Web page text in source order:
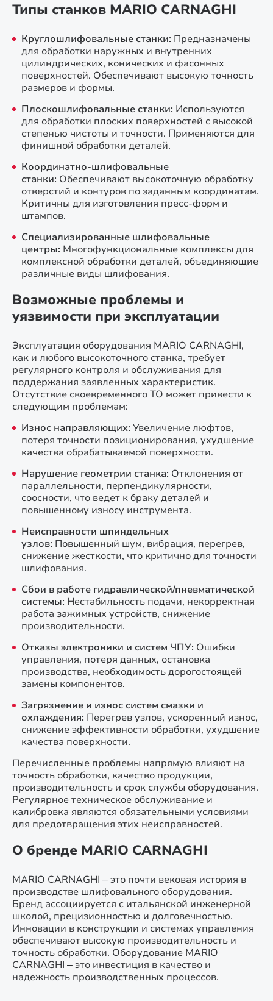
Типы станков MARIO CARNAGHI
Круглошлифовальные станки: Предназначены
для обработки наружных и внутренних
цилиндрических, конических и фасонных
поверхностей. Обеспечивают высокую точность
размеров и формы.
Плоскошлифовальные станки: Используются
для обработки плоских поверхностей с высокой
степенью чистоты и точности. Применяются для
финишной обработки деталей.
Координатно-шлифовальные
станки: Обеспечивают высокоточную обработку
отверстий и контуров по заданным координатам.
Критичны для изготовления пресс-форм и
штампов.
Специализированные шлифовальные
центры: Многофункциональные комплексы для
комплексной обработки деталей, объединяющие
различные виды шлифования.
Возможные проблемы и
уязвимости при эксплуатации
Эксплуатация оборудования MARIO CARNAGHI,
как и любого высокоточного станка, требует
регулярного контроля и обслуживания для
поддержания заявленных характеристик.
Отсутствие своевременного ТО может привести к
следующим проблемам:
Износ направляющих: Увеличение люфтов,
потеря точности позиционирования, ухудшение
качества обрабатываемой поверхности.
Нарушение геометрии станка: Отклонения от
параллельности, перпендикулярности,
соосности, что ведет к браку деталей и
повышенному износу инструмента.
Неисправности шпиндельных
узлов: Повышенный шум, вибрация, перегрев,
снижение жесткости, что критично для точности
шлифования.
Сбои в работе гидравлической/пневматической
системы: Нестабильность подачи, некорректная
работа зажимных устройств, снижение
производительности.
Отказы электроники и систем ЧПУ: Ошибки
управления, потеря данных, остановка
производства, необходимость дорогостоящей
замены компонентов.
Загрязнение и износ систем смазки и
охлаждения: Перегрев узлов, ускоренный износ,
снижение эффективности обработки, ухудшение
качества поверхности.
Перечисленные проблемы напрямую влияют на
точность обработки, качество продукции,
производительность и срок службы оборудования.
Регулярное техническое обслуживание и
калибровка являются обязательными условиями
для предотвращения этих неисправностей.
О бренде MARIO CARNAGHI
MARIO CARNAGHI – это почти вековая история в
производстве шлифовального оборудования.
Бренд ассоциируется с итальянской инженерной
школой, прецизионностью и долговечностью.
Инновации в конструкции и системах управления
обеспечивают высокую производительность и
точность обработки. Оборудование MARIO
CARNAGHI – это инвестиция в качество и
надежность производственных процессов.